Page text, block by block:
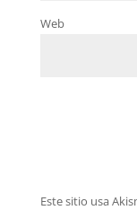
Web
Este sitio usa